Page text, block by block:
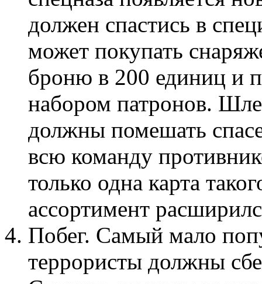
должен спастись в
может покупать
броню в 200 единиц и
набором патронов.
должны помешать
всю команду
только одна карта
ассортимент
Побег. Самый мало
террористы должны